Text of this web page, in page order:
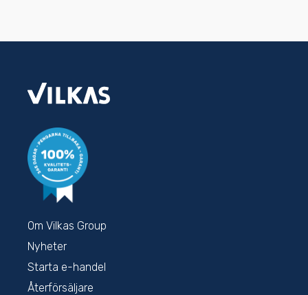
Om Vilkas Group
Nyheter
Starta e-handel
Återförsäljare